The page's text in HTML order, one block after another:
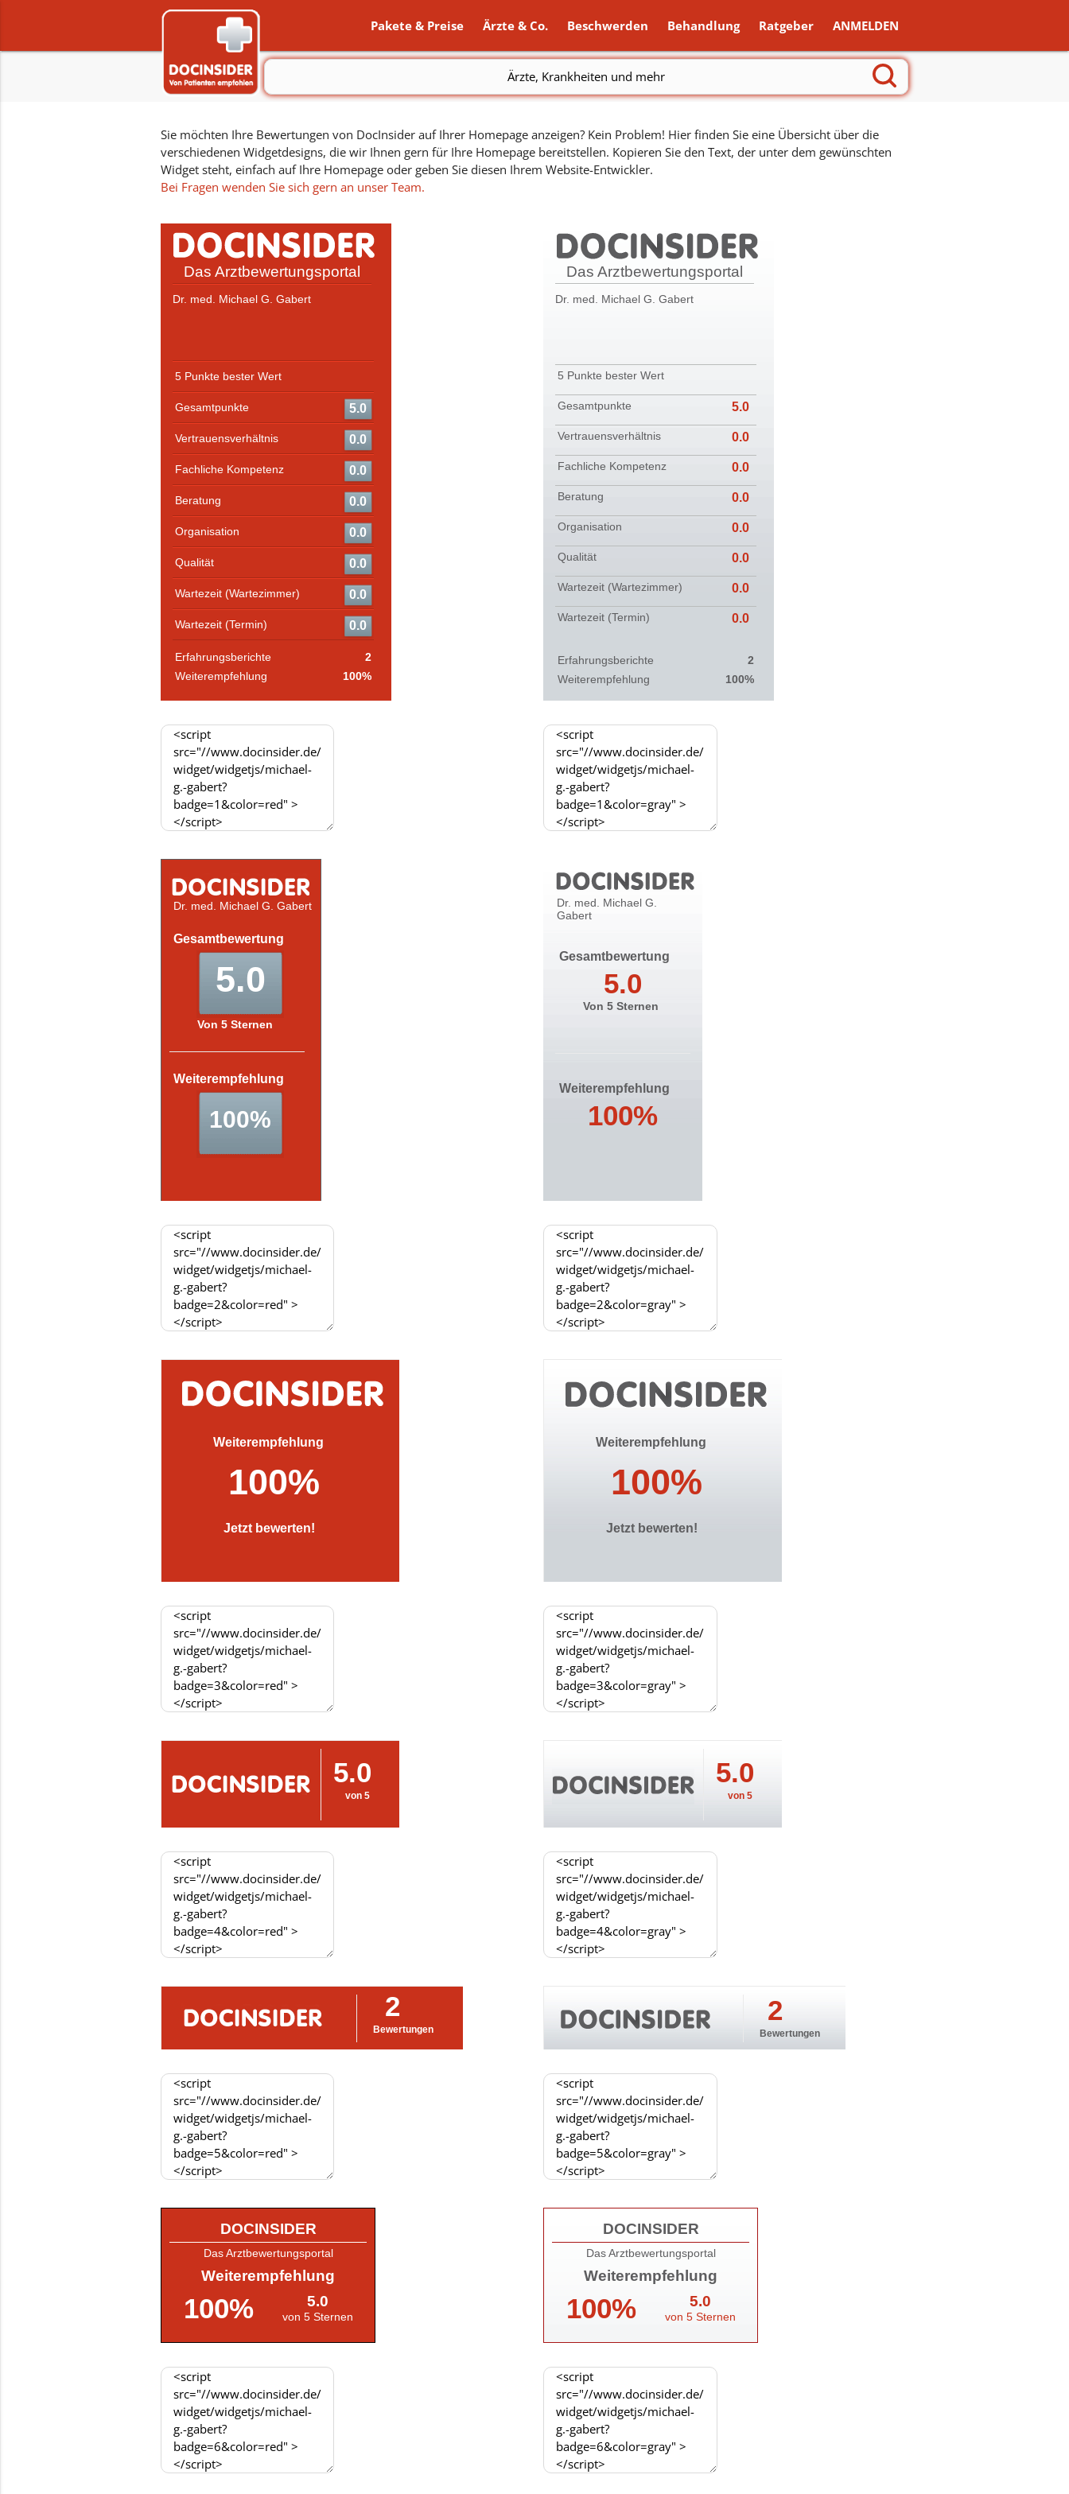
Pakete & Preise Ärzte & Co. Beschwerden Behandlung Ratgeber ANMELDEN
Ärzte, Krankheiten und mehr
Sie möchten Ihre Bewertungen von DocInsider auf Ihrer Homepage anzeigen? Kein Problem! Hier finden Sie eine Übersicht über die
verschiedenen Widgetdesigns, die wir Ihnen gern für Ihre Homepage bereitstellen. Kopieren Sie den Text, der unter dem gewünschten
Widget steht, einfach auf Ihre Homepage oder geben Sie diesen Ihrem Website-Entwickler.
Bei Fragen wenden Sie sich gern an unser Team.